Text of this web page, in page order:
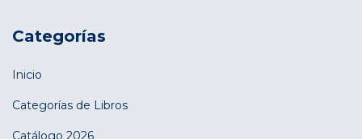
Categorías
Inicio
Categorías de Libros
Catálogo 2026